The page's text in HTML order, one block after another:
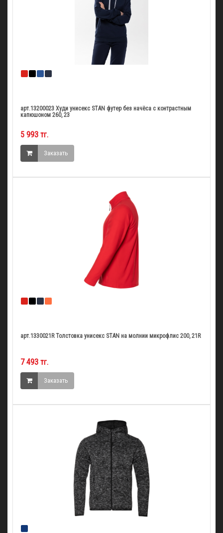
арт.13200023 Худи унисекс STAN футер без начёса с контрастным
капюшоном 260, 23
5 993 тг.
Заказать
арт.1330021R Толстовка унисекс STAN на молнии микрофлис 200, 21R
7 493 тг.
Заказать